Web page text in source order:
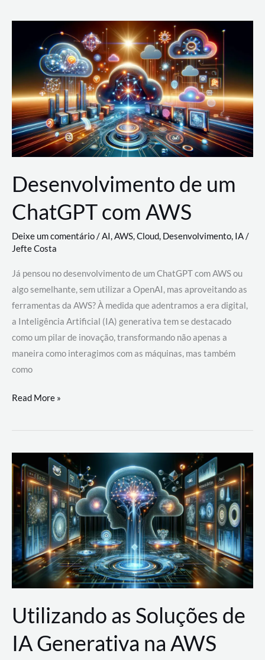
Nuvem:
Google
Cloud,
AWS
e
Azure
Desenvolvimento de um
ChatGPT com AWS
Deixe um comentário/AI,AWS,Cloud, Desenvolvimento, IA/
Jefte Costa
Já pensou no desenvolvimento de um ChatGPT com AWS ou
algo semelhante, sem utilizar a OpenAI, mas aproveitando as
ferramentas da AWS? À medida que adentramos a era digital,
a Inteligência Artificial (IA) generativa tem se destacado
como um pilar de inovação, transformando não apenas a
maneira como interagimos com as máquinas, mas também
como
Desenvolvimento
um
com
AWS
Read More »
Utilizando as Soluções de
IA Generativa na AWS